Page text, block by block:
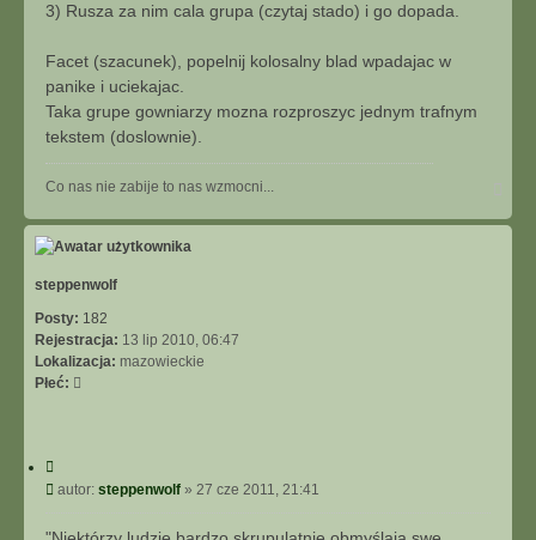
3) Rusza za nim cala grupa (czytaj stado) i go dopada.
Facet (szacunek), popelnij kolosalny blad wpadajac w
panike i uciekajac.
Taka grupe gowniarzy mozna rozproszyc jednym trafnym
tekstem (doslownie).
Co nas nie zabije to nas wzmocni...
g
steppenwolf
Posty: 182
Rejestracja: 13 lip 2010, 06:47
Lokalizacja: mazowieckie
Płeć:
yP
s
autor: steppenwolf » 27 cze 2011, 21:41